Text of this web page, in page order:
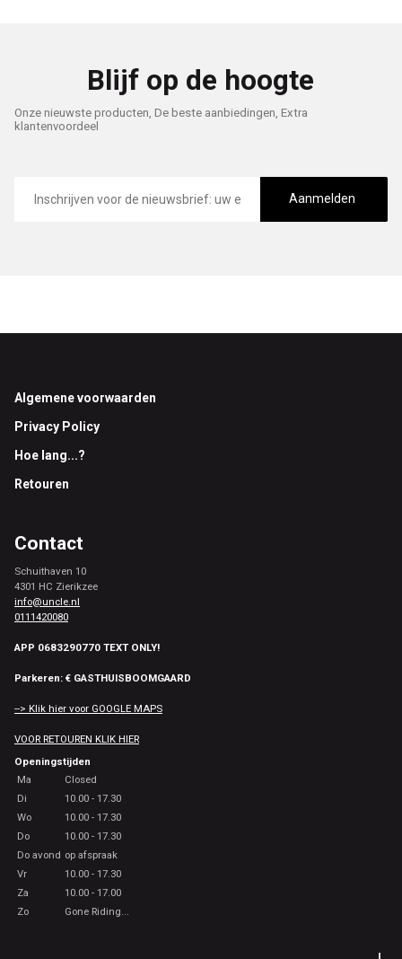
Blijf op de hoogte
Onze nieuwste producten, De beste aanbiedingen, Extra
klantenvoordeel
mailadres
Aanmelden
Footer
Algemene voorwaarden
Privacy Policy
Hoe lang...?
Retouren
Contact
Schuithaven 10
4301 HC Zierikzee
info@uncle.nl
0111420080
APP 0683290770 TEXT ONLY!
Parkeren: € GASTHUISBOOMGAARD
--> Klik hier voor GOOGLE MAPS
VOOR RETOUREN KLIK HIER
Openingstijden
Ma
Closed
Di
10.00 - 17.30
Wo
10.00 - 17.30
Do
10.00 - 17.30
Do avond op afspraak
Vr
10.00 - 17.30
Za
10.00 - 17.00
Zo
Gone Riding...